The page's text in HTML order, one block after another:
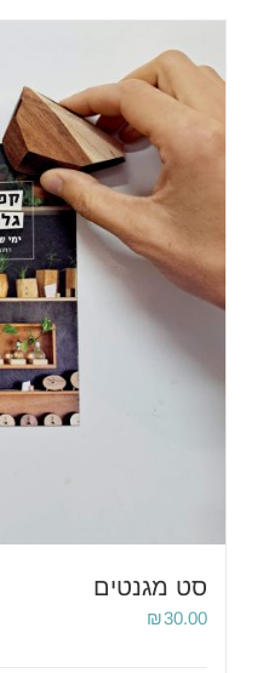
סט מגנטים
₪30.00